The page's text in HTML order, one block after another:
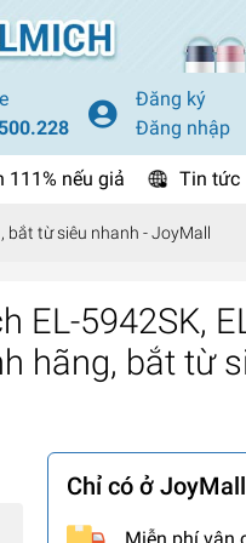
Đăng ký
Đăng nhập
111% nếu giả Tin tức
bắt từ siêu nhanh - JoyMall
EL-5942SK,
hãng, bắt từ
Chỉ có ở
Miễn phí vận